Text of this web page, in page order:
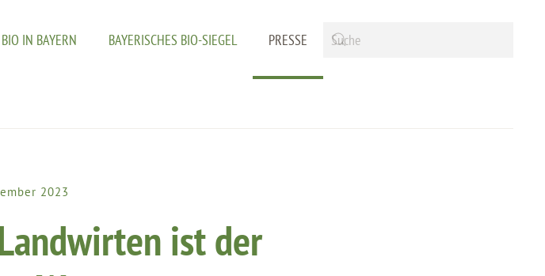
BIO IN BAYERN BAYERISCHES BIO-SIEGEL PRESSE
2023
ist der